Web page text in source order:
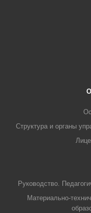
Структура и органы
Руководство.
Материально-